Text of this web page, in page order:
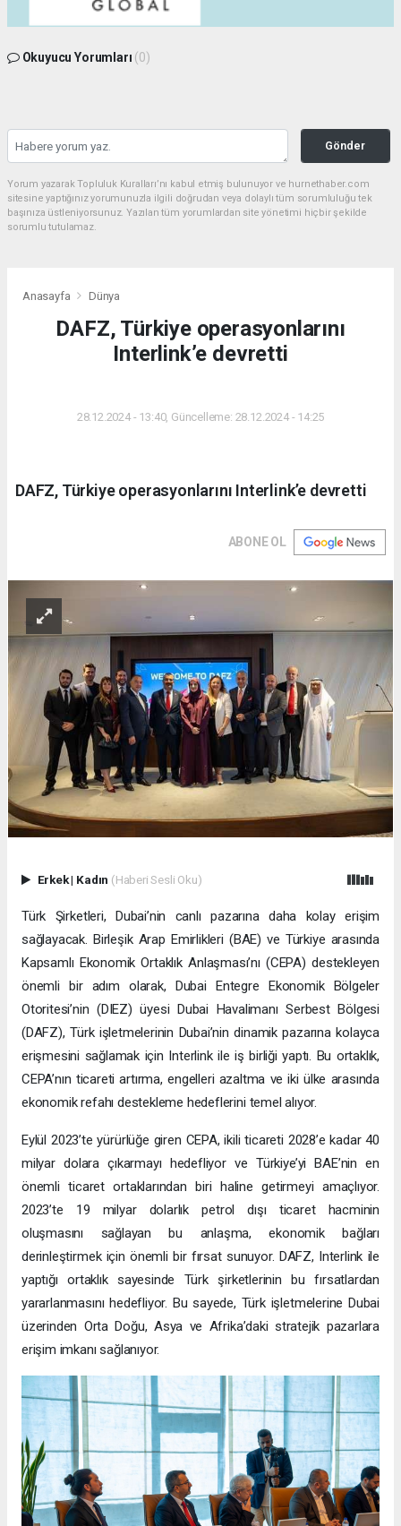
Okuyucu Yorumları (0)
Gönder
Yorum yazarak Topluluk Kuralları’nı kabul etmiş bulunuyor ve hurnethaber.com
sitesine yaptığınız yorumunuzla ilgili doğrudan veya dolaylı tüm sorumluluğu tek
başınıza üstleniyorsunuz. Yazılan tüm yorumlardan site yönetimi hiçbir şekilde
sorumlu tutulamaz.
Anasayfa Dünya
DAFZ, Türkiye operasyonlarını
Interlink’e devretti
28.12.2024 - 13:40, Güncelleme: 28.12.2024 - 14:25
DAFZ, Türkiye operasyonlarını Interlink’e devretti
ABONE OL
Erkek| Kadın (Haberi Sesli Oku)
Türk Şirketleri, Dubai’nin canlı pazarına daha kolay erişim
sağlayacak. Birleşik Arap Emirlikleri (BAE) ve Türkiye arasında
Kapsamlı Ekonomik Ortaklık Anlaşması’nı (CEPA) destekleyen
önemli bir adım olarak, Dubai Entegre Ekonomik Bölgeler
Otoritesi’nin (DIEZ) üyesi Dubai Havalimanı Serbest Bölgesi
(DAFZ), Türk işletmelerinin Dubai’nin dinamik pazarına kolayca
erişmesini sağlamak için Interlink ile iş birliği yaptı. Bu ortaklık,
CEPA’nın ticareti artırma, engelleri azaltma ve iki ülke arasında
ekonomik refahı destekleme hedeflerini temel alıyor.
Eylül 2023’te yürürlüğe giren CEPA, ikili ticareti 2028’e kadar 40
milyar dolara çıkarmayı hedefliyor ve Türkiye’yi BAE’nin en
önemli ticaret ortaklarından biri haline getirmeyi amaçlıyor.
2023’te 19 milyar dolarlık petrol dışı ticaret hacminin
oluşmasını sağlayan bu anlaşma, ekonomik bağları
derinleştirmek için önemli bir fırsat sunuyor. DAFZ, Interlink ile
yaptığı ortaklık sayesinde Türk şirketlerinin bu fırsatlardan
yararlanmasını hedefliyor. Bu sayede, Türk işletmelerine Dubai
üzerinden Orta Doğu, Asya ve Afrika’daki stratejik pazarlara
erişim imkanı sağlanıyor.